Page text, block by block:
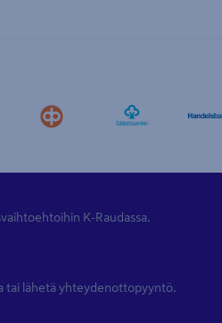
K-Raudassa.
tai lähetä yhteydenottopyyntö.